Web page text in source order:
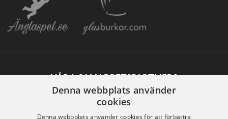
VÅRA SAMARBETSPARTNERS
Denna webbplats använder
cookies
Denna webbplats använder cookies för att förbättra